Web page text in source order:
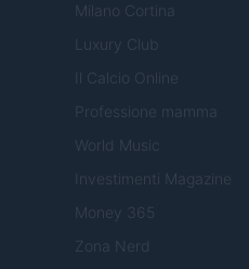
Milano Cortina
Luxury Club
Il Calcio Online
Professione mamma
World Music
Investimenti Magazine
Money 365
Zona Nerd